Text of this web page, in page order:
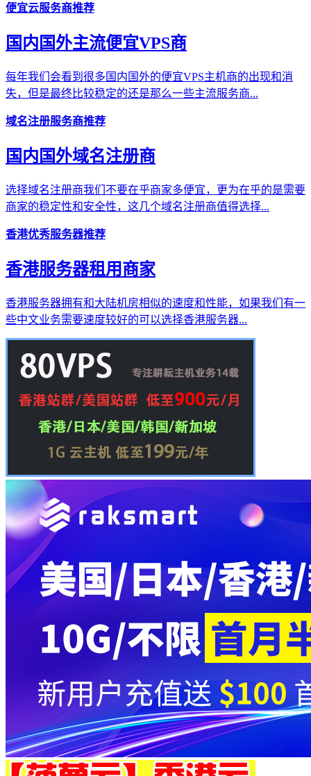
便宜云服务商推荐
国内国外主流便宜VPS商
每年我们会看到很多国内国外的便宜VPS主机商的出现和消
失，但是最终比较稳定的还是那么一些主流服务商...
域名注册服务商推荐
国内国外域名注册商
选择域名注册商我们不要在乎商家多便宜，更为在乎的是需要
商家的稳定性和安全性，这几个域名注册商值得选择...
香港优秀服务器推荐
香港服务器租用商家
香港服务器拥有和大陆机房相似的速度和性能，如果我们有一
些中文业务需要速度较好的可以选择香港服务器...